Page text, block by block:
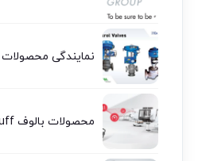
نمایندگی محصولات carraro valvole
محصولات بالوف balluff